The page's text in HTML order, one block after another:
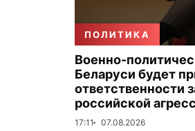
ПОЛИТИКА
Военно-
Беларуси будет
ответственности
российской
17:11 07.08.2026